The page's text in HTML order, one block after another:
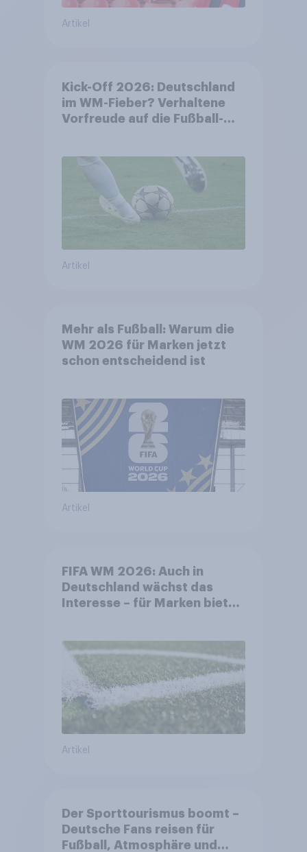
Artikel
Kick-Off 2026: Deutschland
im WM-Fieber? Verhaltene
Vorfreude auf die Fußball-
Artikel
Mehr als Fußball: Warum die
WM 2026 für Marken jetzt
schon entscheidend ist
Artikel
FIFA WM 2026: Auch in
Deutschland wächst das
Interesse – für Marken bietet
Artikel
Der Sporttourismus boomt –
Deutsche Fans reisen für
Fußball, Atmosphäre und